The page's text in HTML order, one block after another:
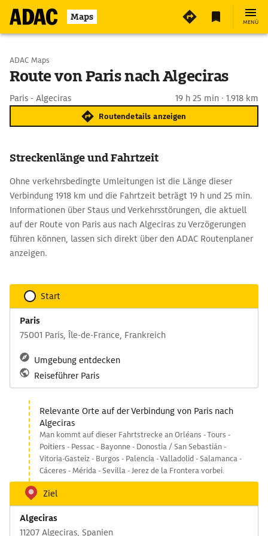
Maps MENÜ
Start wählen
ADAC Maps
Route von Paris nach Algeciras
Paris - Algeciras 19 h 25 min · 1.918 km
Routendetails anzeigen
Streckenlänge und Fahrtzeit
Ohne verkehrsbedingte Umleitungen ist die Länge dieser
Verbindung 1918 km und die Fahrtzeit beträgt 19 h und 25 min.
Informationen über Staus und Verkehrsstörungen, die aktuell
auf der Route von Paris aus nach Algeciras zu Verzögerungen
führen können, lassen sich direkt über den ADAC Routenplaner
anzeigen.
Start
Paris
75001 Paris, Île-de-France, Frankreich
Umgebung entdecken
Reiseführer Paris
Relevante Orte auf der Verbindung von Paris nach
Algeciras
Man kommt auf dieser Fahrtstrecke an Orléans - Tours -
Poitiers - Pessac - Bayonne - Donostia / San Sebastián -
Vitoria-Gasteiz - Burgos - Palencia - Valladolid - Salamanca -
Cáceres - Mérida - Sevilla - Jerez de la Frontera vorbei.
Ziel
Algeciras
11207 Algeciras, Spanien